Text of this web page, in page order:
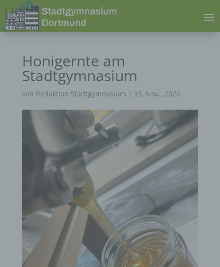
Honigernte am
Stadtgymnasium
von Redaktion Stadtgymnasium | 15, Nov., 2024